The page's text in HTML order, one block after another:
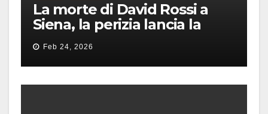
La morte di David Rossi a
Siena, la perizia lancia la
pista di un’intimidazione
finita male
Feb 24, 2026